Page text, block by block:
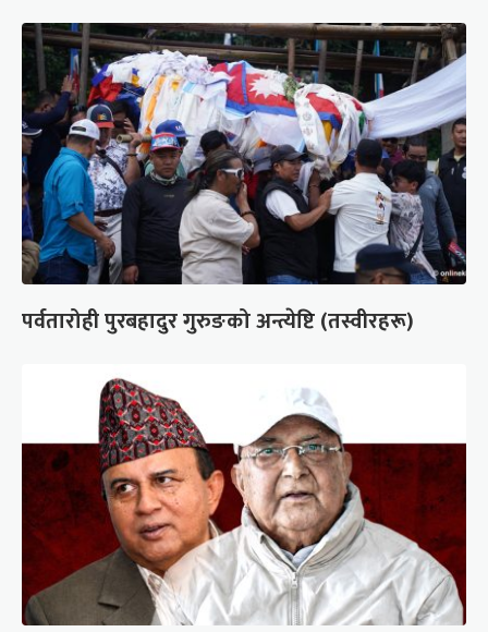
पर्वतारोही पुरबहादुर गुरुङको अन्त्येष्टि (तस्वीरहरू)